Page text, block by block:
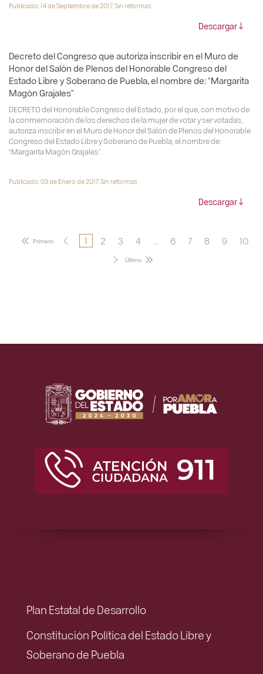
Publicado: 14 de Septiembre de 2017. Sin reformas.
Descargar
Decreto del Congreso que autoriza inscribir en el Muro de
Honor del Salón de Plenos del Honorable Congreso del
Estado Libre y Soberano de Puebla, el nombre de: “Margarita
Magón Grajales”
DECRETO del Honorable Congreso del Estado, por el que, con motivo de
la conmemoración de los derechos de la mujer de votar y ser votadas,
autoriza inscribir en el Muro de Honor del Salón de Plenos del Honorable
Congreso del Estado Libre y Soberano de Puebla, el nombre de:
“Margarita Magón Grajales”.
Publicado: 03 de Enero de 2017. Sin reformas
Descargar
1 2 3 4 ... 6 7 8 9 10
Plan Estatal de Desarrollo
Constitución Política del Estado Libre y
Soberano de Puebla